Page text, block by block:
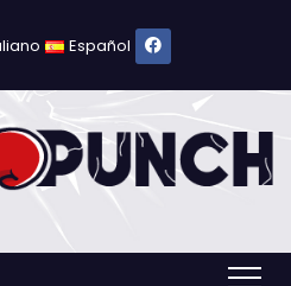
Español